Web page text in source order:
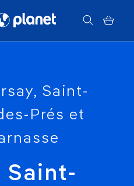
Saint-
Prés et
Saint-